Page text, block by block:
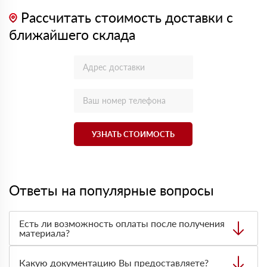
Рассчитать стоимость доставки с
ближайшего склада
УЗНАТЬ СТОИМОСТЬ
Ответы на популярные вопросы
Есть ли возможность оплаты после получения
материала?
оплата по факту получения товара. При этом, если
Какую документацию Вы предоставляете?